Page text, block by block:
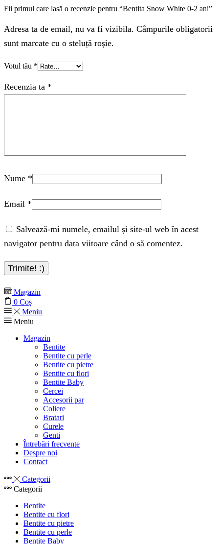
Fii primul care lasă o recenzie pentru “Bentita Snow White 0-2 ani”
Adresa ta de email, nu va fi vizibila. Câmpurile obligatorii
sunt marcate cu o steluță roșie.
Votul tău *
Recenzia ta *
Nume *
Email *
Salvează-mi numele, emailul și site-ul web în acest
navigator pentru data viitoare când o să comentez.
Magazin
0 Coș
Meniu
Meniu
Magazin
Bentite
Bentite cu perle
Bentite cu pietre
Bentite cu flori
Bentite Baby
Cercei
Accesorii par
Coliere
Bratari
Curele
Genti
Întrebări frecvente
Despre noi
Contact
Categorii
Categorii
Bentite
Bentite cu flori
Bentite cu pietre
Bentite cu perle
Bentite Baby